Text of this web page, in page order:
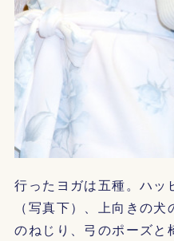
行ったヨガは五種。ハッ
（写真下）、上向きの
のねじり、弓のポーズと